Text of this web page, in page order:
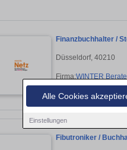
Alle Cookies
Einstellungen
Finanzbuchhalter /
Düsseldorf, 40210
Firma:WINTER
Fibutroniker /